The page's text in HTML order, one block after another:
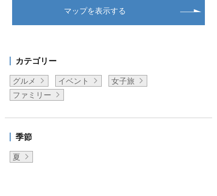
マップを表示する
カテゴリー
グルメ イベント
女子旅
ファミリー
季節
夏